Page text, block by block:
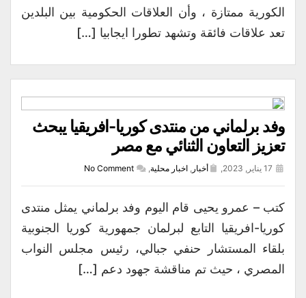
الكورية ممتازة ، وأن العلاقات الحكومية بين البلدين
تعد علاقات فائقة وتشهد تطورا ايجابيا […]
وفد برلماني من منتدى كوريا-افريقيا يبحث
تعزيز التعاون الثنائي مع مصر
أخبار , اخبار محلية,
No Comment
كتب – عمرو يحيى قام اليوم وفد برلماني يمثل منتدى
كوريا-افريقيا التابع لبرلمان جمهورية كوريا الجنوبية
بلقاء المستشار حنفي جبالي، رئيس مجلس النواب
المصري ، حيث تم مناقشة جهود دعم […]